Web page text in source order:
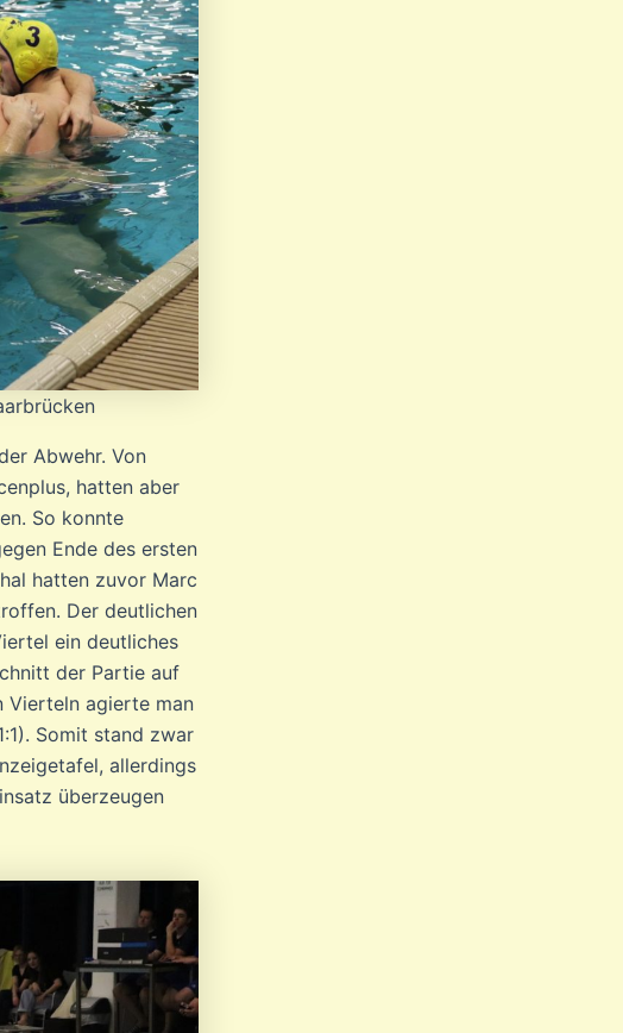
Abwehr. Von
hatten aber
So konnte
Ende des ersten
hatten zuvor Marc
Der deutlichen
ein deutliches
der Partie auf
Vierteln agierte man
Somit stand zwar
allerdings
überzeugen